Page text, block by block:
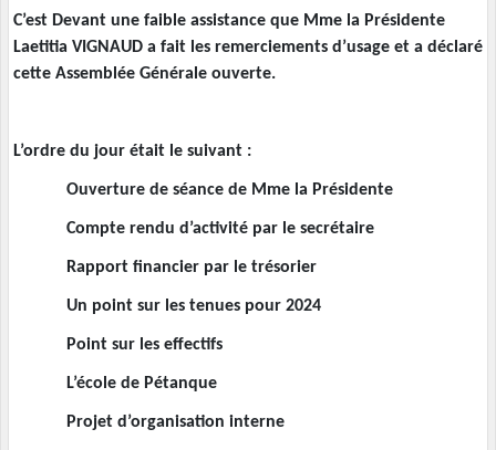
C’est Devant une faible assistance que Mme la Présidente
Laetitia VIGNAUD a fait les remerciements d’usage et a déclaré
cette Assemblée Générale ouverte.
L’ordre du jour était le suivant :
Ouverture de séance de Mme la Présidente
Compte rendu d’activité par le secrétaire
Rapport financier par le trésorier
Un point sur les tenues pour 2024
Point sur les effectifs
L’école de Pétanque
Projet d’organisation interne